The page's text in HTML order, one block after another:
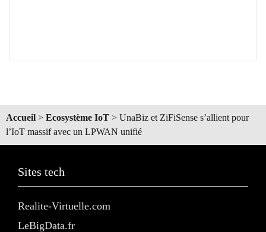
Accueil > Ecosystème IoT > UnaBiz et ZiFiSense s’allient pour
l’IoT massif avec un LPWAN unifié
Sites tech
Realite-Virtuelle.com
LeBigData.fr